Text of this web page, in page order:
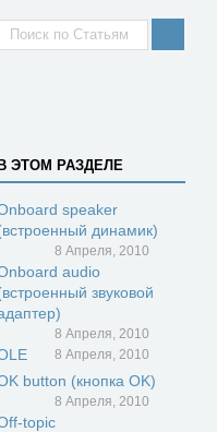
ЭТОМ РАЗДЕЛЕ
speaker
динамик)
8 Апреля, 2010
audio
звуковой
8 Апреля, 2010
8 Апреля, 2010
button (кнопка OK)
8 Апреля, 2010
topic